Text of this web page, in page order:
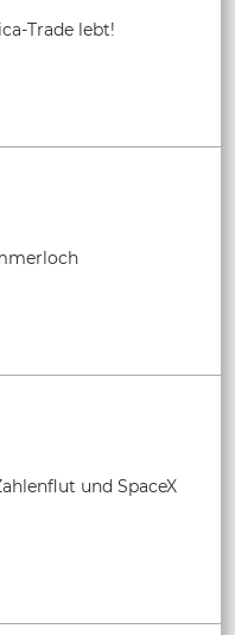
Trade lebt!
und SpaceX